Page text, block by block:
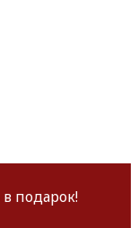
подарок!